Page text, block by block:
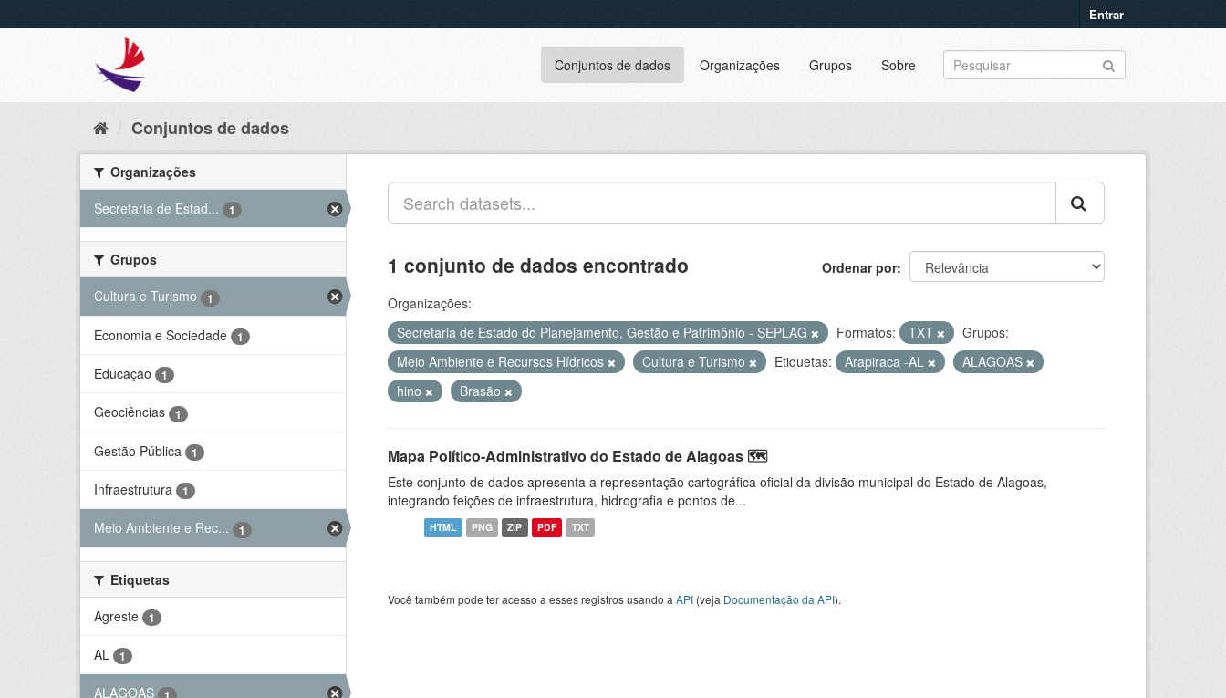
Entrar
Conjuntos de dados Organizações Grupos Sobre
Conjuntos de dados
Organizações
Secretaria de Estad...
1
Grupos
Cultura e Turismo
1
Economia e Sociedade 1
Educação 1
Geociências 1
Gestão Pública 1
Infraestrutura 1
Meio Ambiente e Rec... 1
Etiquetas
Agreste
1
AL 1
ALAGOAS
Ordenar por
1 conjunto de dados encontrado
Organizações:
Secretaria de Estado do Planejamento, Gestão e Patrimônio - SEPLAG
Formatos: TXT
Grupos:
Meio Ambiente e Recursos Hídricos
Cultura e Turismo Etiquetas: Arapiraca -AL
ALAGOAS
hino
Brasão
Mapa Político-Administrativo do Estado de Alagoas 🗺️
Este conjunto de dados apresenta a representação cartográfica oficial da divisão municipal do Estado de Alagoas,
integrando feições de infraestrutura, hidrografia e pontos de...
HTML PNG ZIP PDF TXT
Você também pode ter acesso a esses registros usando a API (veja Documentação da API).